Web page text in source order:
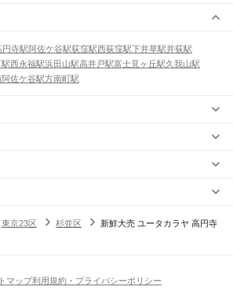
円寺駅阿佐ケ谷駅荻窪駅西荻窪駅下井草駅井荻駅
西永福駅浜田山駅高井戸駅富士見ヶ丘駅久我山駅
阿佐ケ谷駅方南町駅
東京23区 杉並区
新鮮大売 ユータカラヤ 高円寺
マップ利用規約・プライバシーポリシー